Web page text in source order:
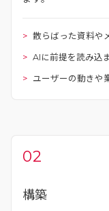
散らばった資料や
AIに前提を読み込
ユーザーの動きや
02
構築